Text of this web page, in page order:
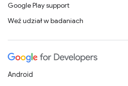
Google Play support
Weź udział w badaniach
Android